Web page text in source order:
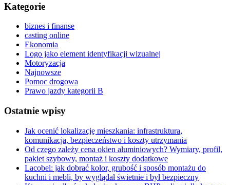
Kategorie
biznes i finanse
casting online
Ekonomia
Logo jako element identyfikacji wizualnej
Motoryzacja
Najnowsze
Pomoc drogowa
Prawo jazdy kategorii B
Ostatnie wpisy
Jak ocenić lokalizację mieszkania: infrastruktura,
komunikacja, bezpieczeństwo i koszty utrzymania
Od czego zależy cena okien aluminiowych? Wymiary, profil,
pakiet szybowy, montaż i koszty dodatkowe
Lacobel: jak dobrać kolor, grubość i sposób montażu do
kuchni i mebli, by wyglądał świetnie i był bezpieczny